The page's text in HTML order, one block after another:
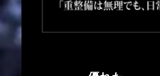
2 年 前